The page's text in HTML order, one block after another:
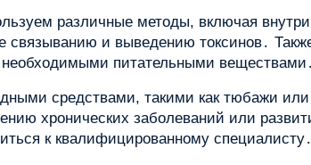
различные методы, включая
и выведению токсинов․
необходимыми питательными веществами․
средствами, такими как тюбажи
хронических заболеваний или
к квалифицированному специалисту․